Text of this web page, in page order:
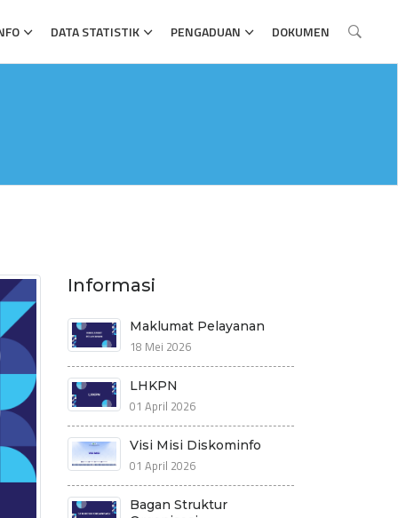
DATA STATISTIK PENGADUAN DOKUMEN
Informasi
Maklumat Pelayanan
18 Mei 2026
LHKPN
01 April 2026
Visi Misi Diskominfo
01 April 2026
Bagan Struktur